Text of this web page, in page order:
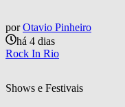
por Otavio Pinheiro
há 4 dias
Rock In Rio
Shows e Festivais